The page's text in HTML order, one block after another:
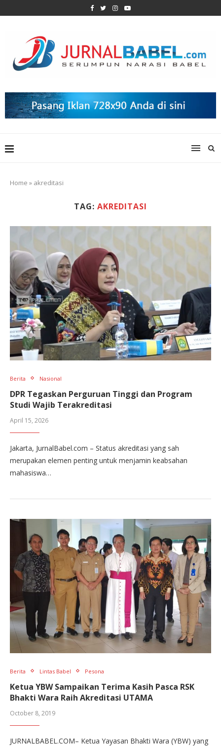
Home » akreditasi
TAG: AKREDITASI
Berita Nasional
DPR Tegaskan Perguruan Tinggi dan Program
Studi Wajib Terakreditasi
April 15, 2026
Jakarta, JurnalBabel.com – Status akreditasi yang sah
merupakan elemen penting untuk menjamin keabsahan
mahasiswa…
Berita Lintas Babel Pesona
Ketua YBW Sampaikan Terima Kasih Pasca RSK
Bhakti Wara Raih Akreditasi UTAMA
October 8, 2019
JURNALBABEL.COM– Ketua Yayasan Bhakti Wara (YBW) yang